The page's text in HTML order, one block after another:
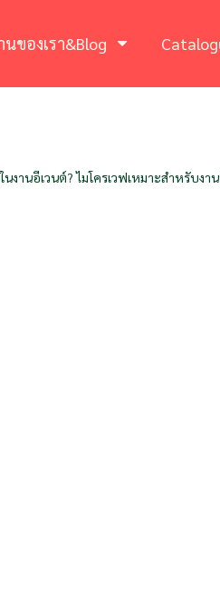
นของเรา&Blog
นงานอีเวนต์? ไมโครเวฟเหมาะสำหรั